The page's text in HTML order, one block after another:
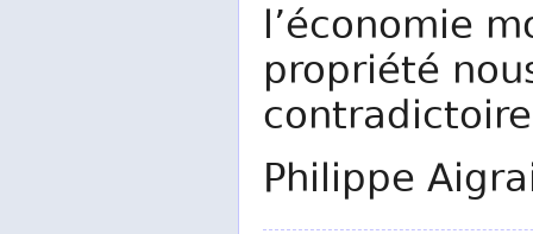
l’économie
propriété
Philippe